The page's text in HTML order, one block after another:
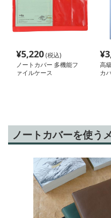
¥5,220(税込)
ノートカバー 多機能フ
ァイルケース
¥
高
カ
ノートカバーを使う